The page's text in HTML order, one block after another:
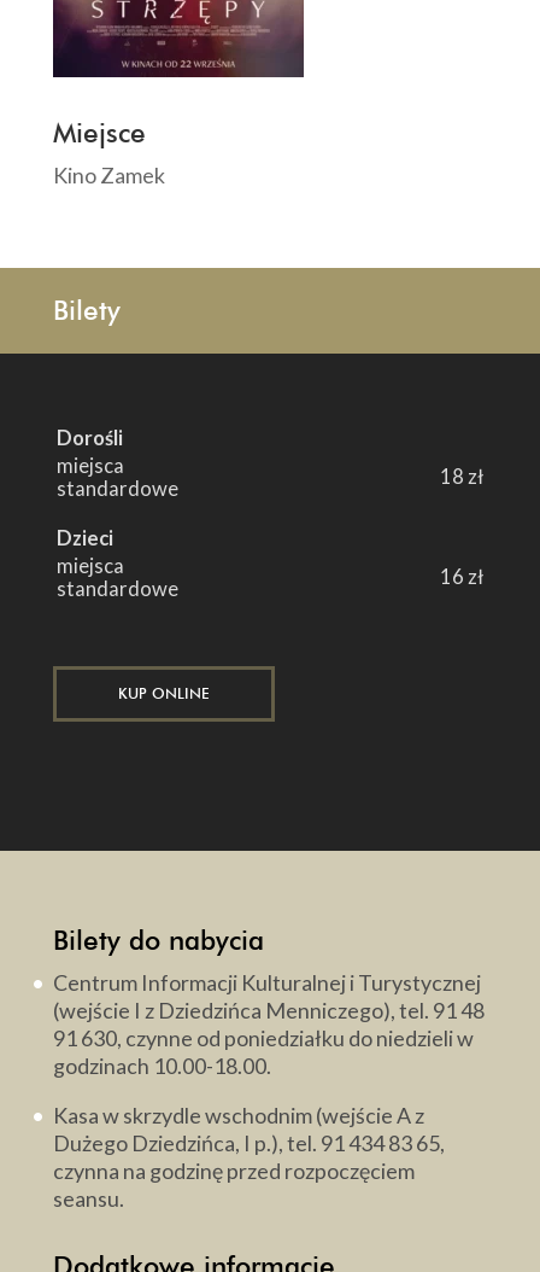
Miejsce
Kino Zamek
Bilety
Dorośli
miejsca
standardowe
18 zł
Dzieci
miejsca
standardowe
16 zł
KUP ONLINE
Bilety do nabycia
Centrum Informacji Kulturalnej i Turystycznej
(wejście I z Dziedzińca Menniczego), tel. 91 48
91 630, czynne od poniedziałku do niedzieli w
godzinach 10.00-18.00.
Kasa w skrzydle wschodnim (wejście A z
Dużego Dziedzińca, I p.), tel. 91 434 83 65,
czynna na godzinę przed rozpoczęciem
seansu.
Dodatkowe informacje